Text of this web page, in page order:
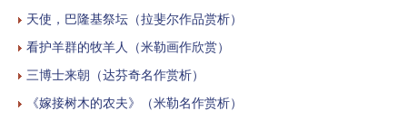
天使，巴隆基祭坛（拉斐尔作品赏析）
看护羊群的牧羊人（米勒画作欣赏）
三博士来朝（达芬奇名作赏析）
《嫁接树木的农夫》（米勒名作赏析）